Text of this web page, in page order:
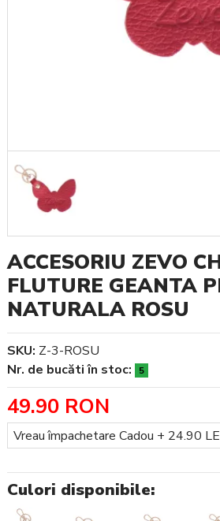
ACCESORIU ZEVO
FLUTURE GEANTA
NATURALA ROSU
Culori disponibile:
SKU: Z-3-ROSU
Nr. de bucăti în stoc:
5
49.90 RON
Împachetare Cadou
Vreau împachetare Cadou + 24.90